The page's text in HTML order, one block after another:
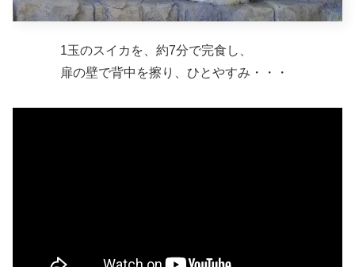
1玉のスイカを、約7分で完食し、
扉の壁で背中を擦り、ひとやすみ・・・